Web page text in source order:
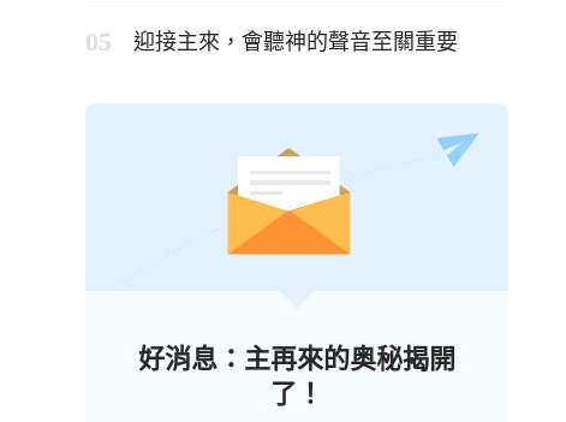
迎接主來，會聽神的聲音至關重要
好消息：主再來的奥秘揭開
了！